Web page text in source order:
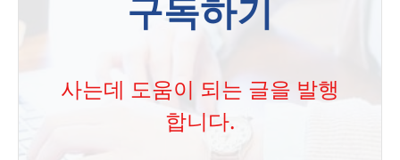
구독하기
사는데 도움이 되는 글을 발행
합니다.